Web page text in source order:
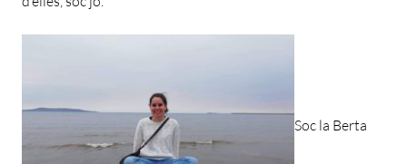
Soc la Berta